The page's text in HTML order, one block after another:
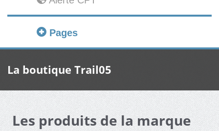
Pages
La boutique Trail05
Les produits de la marque